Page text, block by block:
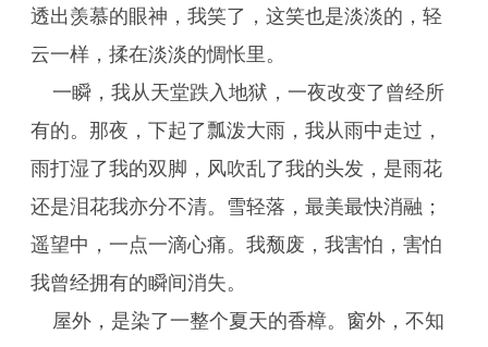
透出羡慕的眼神，我笑了，这笑也是淡淡的，轻
云一样，揉在淡淡的惆怅里。
一瞬，我从天堂跌入地狱，一夜改变了曾经所
有的。那夜，下起了瓢泼大雨，我从雨中走过，
雨打湿了我的双脚，风吹乱了我的头发，是雨花
还是泪花我亦分不清。雪轻落，最美最快消融；
遥望中，一点一滴心痛。我颓废，我害怕，害怕
我曾经拥有的瞬间消失。
屋外，是染了一整个夏天的香樟。窗外，不知